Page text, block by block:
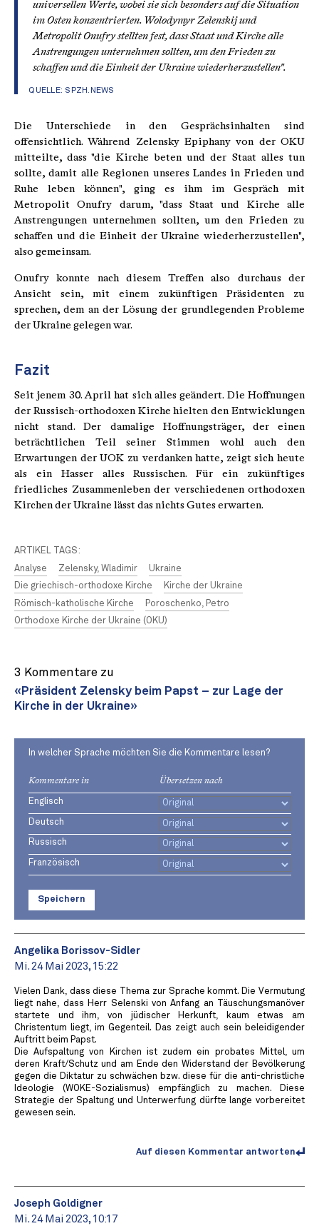
universellen Werte, wobei sie sich besonders auf die Situation
im Osten konzentrierten. Wolodymyr Zelenskij und
Metropolit Onufry stellten fest, dass Staat und Kirche alle
Anstrengungen unternehmen sollten, um den Frieden zu
schaffen und die Einheit der Ukraine wiederherzustellen".
QUELLE: SPZH.NEWS
Die Unterschiede in den Gesprächsinhalten sind
offensichtlich. Während Zelensky Epiphany von der OKU
mitteilte, dass "die Kirche beten und der Staat alles tun
sollte, damit alle Regionen unseres Landes in Frieden und
Ruhe leben können", ging es ihm im Gespräch mit
Metropolit Onufry darum, "dass Staat und Kirche alle
Anstrengungen unternehmen sollten, um den Frieden zu
schaffen und die Einheit der Ukraine wiederherzustellen",
also gemeinsam.
Onufry konnte nach diesem Treffen also durchaus der
Ansicht sein, mit einem zukünftigen Präsidenten zu
sprechen, dem an der Lösung der grundlegenden Probleme
der Ukraine gelegen war.
Fazit
Seit jenem 30. April hat sich alles geändert. Die Hoffnungen
der Russisch-orthodoxen Kirche hielten den Entwicklungen
nicht stand. Der damalige Hoffnungsträger, der einen
beträchtlichen Teil seiner Stimmen wohl auch den
Erwartungen der UOK zu verdanken hatte, zeigt sich heute
als ein Hasser alles Russischen. Für ein zukünftiges
friedliches Zusammenleben der verschiedenen orthodoxen
Kirchen der Ukraine lässt das nichts Gutes erwarten.
ARTIKEL TAGS:
Analyse
Zelensky, Wladimir
Ukraine
Die griechisch-orthodoxe Kirche
Kirche der Ukraine
Römisch-katholische Kirche
Poroschenko, Petro
Orthodoxe Kirche der Ukraine (OKU)
3 Kommentare zu
«Präsident Zelensky beim Papst – zur Lage der
Kirche in der Ukraine»
In welcher Sprache möchten Sie die Kommentare lesen?
Kommentare in Übersetzen nach
Englisch
Deutsch
Russisch
Französisch
Speichern
Angelika Borissov-Sidler
Mi. 24 Mai 2023, 15:22
Vielen Dank, dass diese Thema zur Sprache kommt. Die Vermutung
liegt nahe, dass Herr Selenski von Anfang an Täuschungsmanöver
startete und ihm, von jüdischer Herkunft, kaum etwas am
Christentum liegt, im Gegenteil. Das zeigt auch sein beleidigender
Auftritt beim Papst.
Die Aufspaltung von Kirchen ist zudem ein probates Mittel, um
deren Kraft/Schutz und am Ende den Widerstand der Bevölkerung
gegen die Diktatur zu schwächen bzw. diese für die anti-christliche
Ideologie (WOKE-Sozialismus) empfänglich zu machen. Diese
Strategie der Spaltung und Unterwerfung dürfte lange vorbereitet
gewesen sein.
Auf diesen Kommentar antworten
Joseph Goldigner
Mi. 24 Mai 2023, 10:17